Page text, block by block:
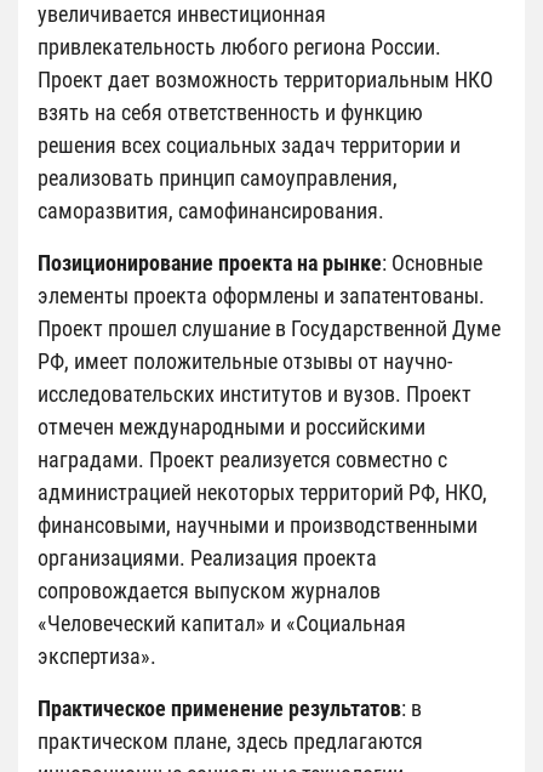
увеличивается инвестиционная
привлекательность любого региона России.
Проект дает возможность территориальным НКО
взять на себя ответственность и функцию
решения всех социальных задач территории и
реализовать принцип самоуправления,
саморазвития, самофинансирования.
Позиционирование проекта на рынке: Основные
элементы проекта оформлены и запатентованы.
Проект прошел слушание в Государственной Думе
РФ, имеет положительные отзывы от научно-
исследовательских институтов и вузов. Проект
отмечен международными и российскими
наградами. Проект реализуется совместно с
администрацией некоторых территорий РФ, НКО,
финансовыми, научными и производственными
организациями. Реализация проекта
сопровождается выпуском журналов
«Человеческий капитал» и «Социальная
экспертиза».
Практическое применение результатов: в
практическом плане, здесь предлагаются